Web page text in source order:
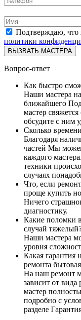
Подтверждаю, что
политики
ВЫЗВАТЬ МАСТЕРА
Вопрос-ответ
Как быстро
Наши мастера
ближайшего
мастер
обсудите с ним
Сколько
Благодаря
частей Мы
каждого
техники
случаях
Что, если
проще купить
Ничего
диагностику.
Какие поломки
случай
Наши мастера
уровня
Какая гарантия
ремонта
На наш ремонт
зависит от вида
мастер
подробно с
разделе